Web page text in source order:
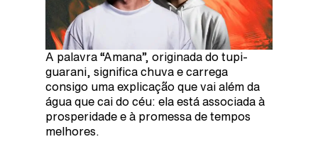
A palavra “Amana”, originada do tupi-
guarani, significa chuva e carrega
consigo uma explicação que vai além da
água que cai do céu: ela está associada à
prosperidade e à promessa de tempos
melhores.